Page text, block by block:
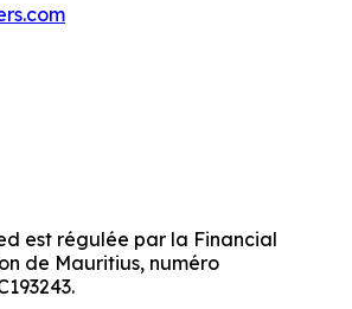
est régulée par la Financial
de Mauritius, numéro